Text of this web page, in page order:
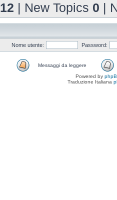
12 | New Topics 0 |
Nome utente: Password:
Messaggi da leggere
Powered by
Traduzione Italiana